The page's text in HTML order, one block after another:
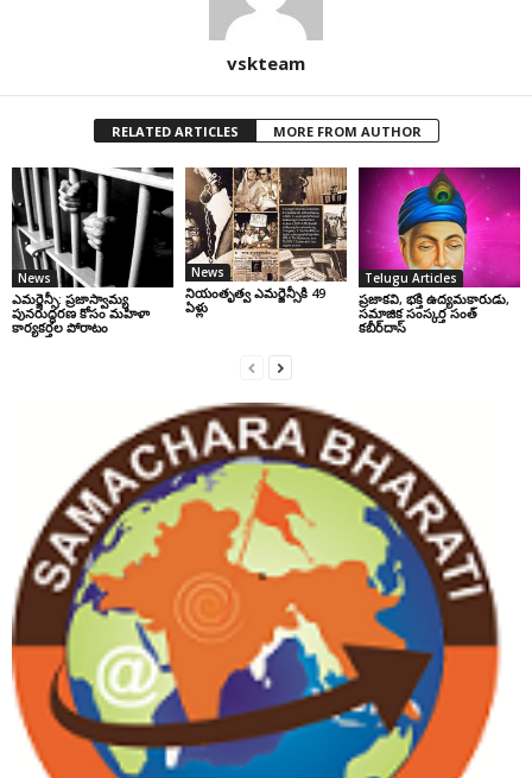
vskteam
RELATED ARTICLES MORE FROM AUTHOR
News
ఎమర్జెన్సీ: ప్రజాస్వామ్య
పునరుద్ధరణ కోసం మహిళా
కార్యకర్తల పోరాటం
News
నియంతృత్వ ఎమర్జెన్సీకి 49
ఏళ్లు
Telugu Articles
ప్రజాకవి, భక్తి ఉద్యమకారుడు,
సమాజిక సంస్కర్త సంత్‌
కబీర్‌దాస్‌